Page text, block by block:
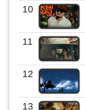
10
11
12
13